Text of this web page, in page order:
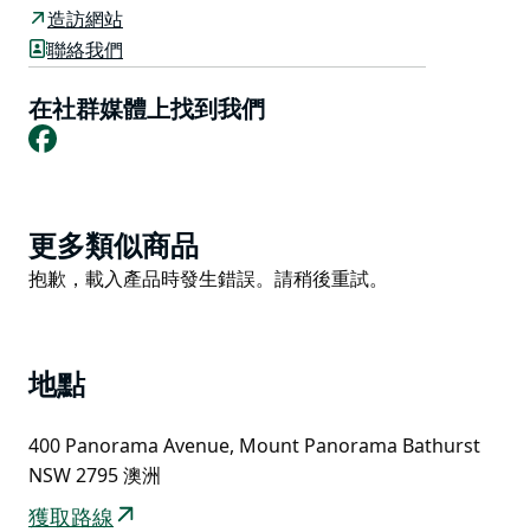
巴瑟斯特山賽道和標誌性的巴瑟斯特1000公里耐力賽是
博物館的核心展品，但博物館也全面展示了澳洲各地的賽
車運動。
摩托車賽是博物館的一大亮點，此外還有專門展示場地賽
車、太陽能賽車、直線加速賽、拉力賽、方程式賽車、跑
造訪網站
聯絡我們
在社群媒體上找到我們
Facebook
Product
List
更多類似商品
Product
抱歉，載入產品時發生錯誤。請稍後重試。
地點
400 Panorama Avenue, Mount Panorama Bathurst
NSW 2795 澳洲
獲取路線